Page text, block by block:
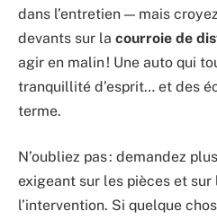
dans l’entretien — mais
devants sur la courroie de
agir en malin ! Une auto qui
tranquillité d’esprit… et des
terme.
N’oubliez pas : demandez
exigeant sur les pièces et
l’intervention. Si quelque